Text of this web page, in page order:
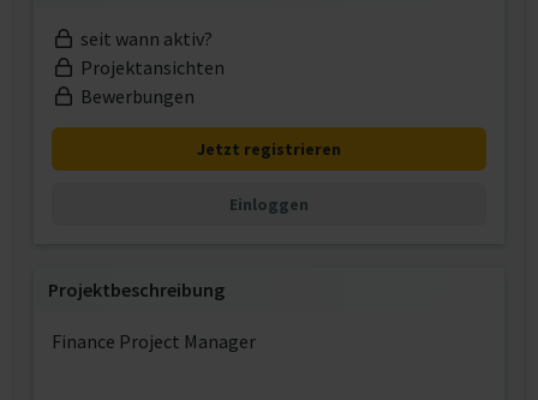
seit wann aktiv?
Projektansichten
Bewerbungen
Jetzt registrieren
Einloggen
Projektbeschreibung
Finance Project Manager